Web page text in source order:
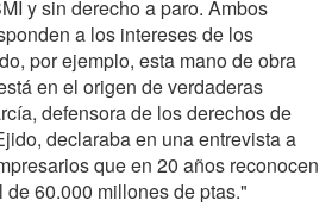
y sin derecho a paro. Ambos
a los intereses de los
por ejemplo, esta mano de obra
en el origen de verdaderas
defensora de los derechos de
declaraba en una entrevista a
que en 20 años reconocen
60.000 millones de ptas."